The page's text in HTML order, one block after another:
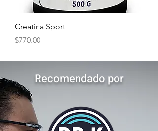
Creatina Sport
Precio
$770.00
Recomendado por